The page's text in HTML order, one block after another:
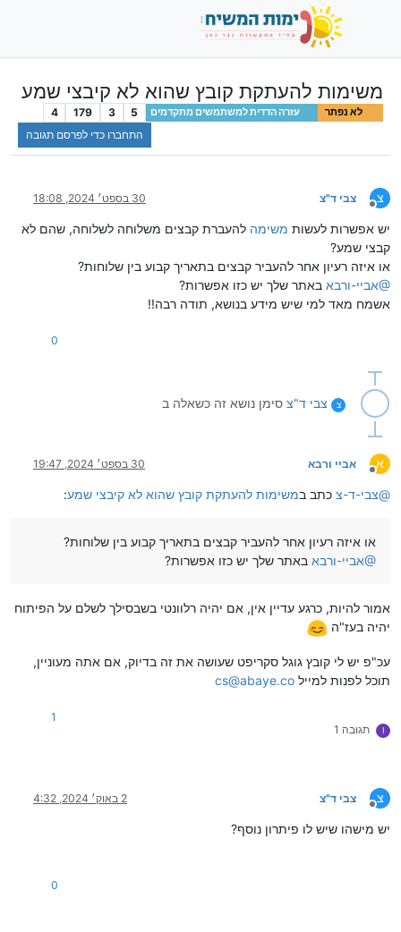
משימות להעתקת קובץ שהוא לא קיבצי שמע
לא נפתר עזרה הדדית למשתמשים מתקדמים 5
3
179
4
התחברו כדי לפרסם תגובה
צ
מנותק
צבי ד"צ 30 בספט׳ 2024, 18:08
יש אפשרות לעשות משימה להעברת קבצים משלוחה לשלוחה, שהם לא
קבצי שמע?
או איזה רעיון אחר להעביר קבצים בתאריך קבוע בין שלוחות?
@אביי-ורבא באתר שלך יש כזו אפשרות?
אשמח מאד למי שיש מידע בנושא, תודה רבה!!
0
צ צבי ד"צ סימן נושא זה כשאלה ב
א
מנותק
אביי ורבא 30 בספט׳ 2024, 19:47
@צבי-ד-צ כתב במשימות להעתקת קובץ שהוא לא קיבצי שמע:
או איזה רעיון אחר להעביר קבצים בתאריך קבוע בין שלוחות?
@אביי-ורבא באתר שלך יש כזו אפשרות?
אמור להיות, כרגע עדיין אין, אם יהיה רלוונטי בשבסילך לשלם על הפיתוח
יהיה בעז"ה
עכ"פ יש לי קובץ גוגל סקריפט שעושה את זה בדיוק, אם אתה מעוניין,
תוכל לפנות למייל cs@abaye.co
I תגובה 1
1
צ
מנותק
צבי ד"צ 2 באוק׳ 2024, 4:32
יש מישהו שיש לו פיתרון נוסף?
0